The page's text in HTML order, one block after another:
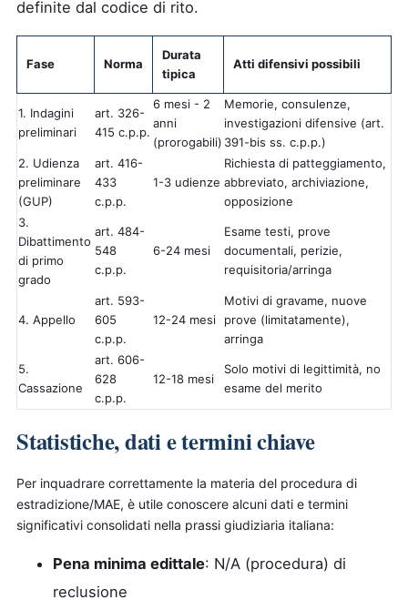
definite dal codice di rito.
Fase Norma
Durata
tipica
Atti difensivi possibili
1. Indagini
preliminari
art. 326-
415 c.p.p.
6 mesi - 2
anni
(prorogabili)
Memorie, consulenze,
investigazioni difensive (art.
391-bis ss. c.p.p.)
2. Udienza
preliminare
(GUP)
art. 416-
433
c.p.p.
1-3 udienze
Richiesta di patteggiamento,
abbreviato, archiviazione,
opposizione
3.
Dibattimento
di primo
grado
art. 484-
548
c.p.p.
6-24 mesi
Esame testi, prove
documentali, perizie,
requisitoria/arringa
4. Appello
art. 593-
605
c.p.p.
12-24 mesi
Motivi di gravame, nuove
prove (limitatamente),
arringa
5.
Cassazione
art. 606-
628
c.p.p.
12-18 mesi
Solo motivi di legittimità, no
esame del merito
Statistiche, dati e termini chiave
Per inquadrare correttamente la materia del procedura di
estradizione/MAE, è utile conoscere alcuni dati e termini
significativi consolidati nella prassi giudiziaria italiana:
Pena minima edittale: N/A (procedura) di
reclusione